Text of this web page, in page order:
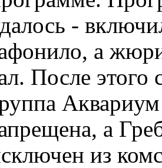
-
а
После этого
а
из